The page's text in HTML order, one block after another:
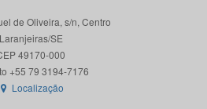
de Oliveira, s/n, Centro
Laranjeiras/SE
49170-000
Localização